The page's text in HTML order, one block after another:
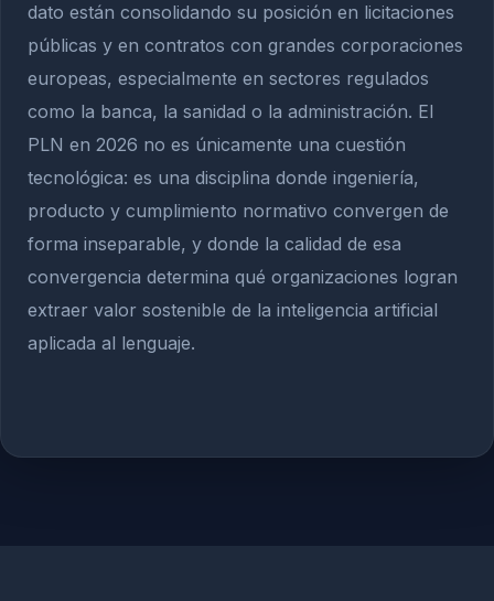
dato están consolidando su posición en licitaciones
públicas y en contratos con grandes corporaciones
europeas, especialmente en sectores regulados
como la banca, la sanidad o la administración. El
PLN en 2026 no es únicamente una cuestión
tecnológica: es una disciplina donde ingeniería,
producto y cumplimiento normativo convergen de
forma inseparable, y donde la calidad de esa
convergencia determina qué organizaciones logran
extraer valor sostenible de la inteligencia artificial
aplicada al lenguaje.